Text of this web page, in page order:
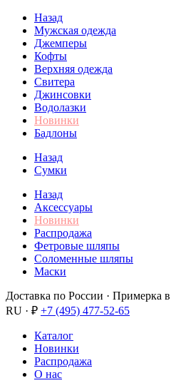
Назад
Мужская одежда
Джемперы
Кофты
Верхняя одежда
Свитера
Джинсовки
Водолазки
Новинки
Бадлоны
Назад
Сумки
Назад
Аксессуары
Новинки
Распродажа
Фетровые шляпы
Соломенные шляпы
Маски
Доставка по России · Примерка
RU · ₽ +7 (495) 477-52-65
Каталог
Новинки
Распродажа
О нас